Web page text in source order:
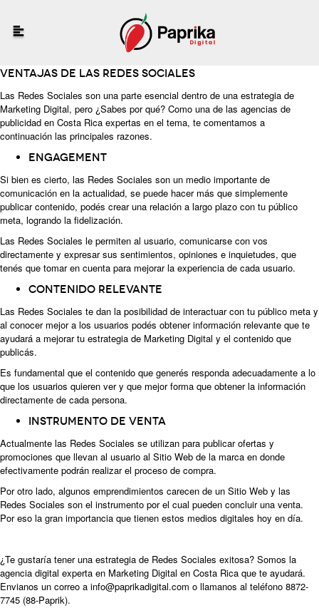
Ventajas de las Redes Sociales
Las Redes Sociales son una parte esencial dentro de una estrategia de
Marketing Digital, pero ¿Sabes por qué? Como una de las agencias de
publicidad en Costa Rica expertas en el tema, te comentamos a
continuación las principales razones.
Engagement
Si bien es cierto, las Redes Sociales son un medio importante de
comunicación en la actualidad, se puede hacer más que simplemente
publicar contenido, podés crear una relación a largo plazo con tu público
meta, logrando la fidelización.
Las Redes Sociales le permiten al usuario, comunicarse con vos
directamente y expresar sus sentimientos, opiniones e inquietudes, que
tenés que tomar en cuenta para mejorar la experiencia de cada usuario.
Contenido relevante
Las Redes Sociales te dan la posibilidad de interactuar con tu público meta y
al conocer mejor a los usuarios podés obtener información relevante que te
ayudará a mejorar tu estrategia de Marketing Digital y el contenido que
publicás.
Es fundamental que el contenido que generés responda adecuadamente a lo
que los usuarios quieren ver y que mejor forma que obtener la información
directamente de cada persona.
Instrumento de venta
Actualmente las Redes Sociales se utilizan para publicar ofertas y
promociones que llevan al usuario al Sitio Web de la marca en donde
efectivamente podrán realizar el proceso de compra.
Por otro lado, algunos emprendimientos carecen de un Sitio Web y las
Redes Sociales son el instrumento por el cual pueden concluir una venta.
Por eso la gran importancia que tienen estos medios digitales hoy en día.
¿Te gustaría tener una estrategia de Redes Sociales exitosa? Somos la
agencia digital experta en Marketing Digital en Costa Rica que te ayudará.
Envianos un correo a info@paprikadigital.com o llamanos al teléfono 8872-
7745 (88-Paprik).